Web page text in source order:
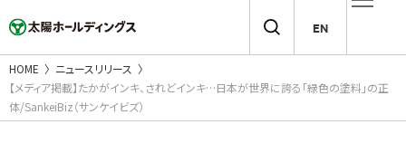
EN
HOME
ニュースリリース
【メディア掲載】たかがインキ、されどインキ…日本が世界に誇る「緑色の塗料」の正
体/SankeiBiz（サンケイビズ）